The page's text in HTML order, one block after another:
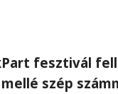
fesztivál
szép